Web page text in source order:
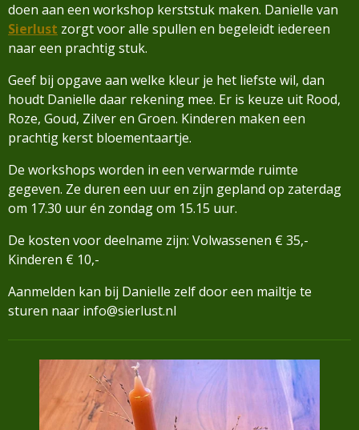
doen aan een workshop kerststuk maken. Danielle van
Sierlust zorgt voor alle spullen en begeleidt iedereen
naar een prachtig stuk.
Geef bij opgave aan welke kleur je het liefste wil, dan
houdt Danielle daar rekening mee. Er is keuze uit Rood,
Roze, Goud, Zilver en Groen. Kinderen maken een
prachtig kerst bloementaartje.
De workshops worden in een verwarmde ruimte
gegeven. Ze duren een uur en zijn gepland op zaterdag
om 17.30 uur én zondag om 15.15 uur.
De kosten voor deelname zijn: Volwassenen € 35,-
Kinderen € 10,-
Aanmelden kan bij Danielle zelf door een mailtje te
sturen naar info@sierlust.nl